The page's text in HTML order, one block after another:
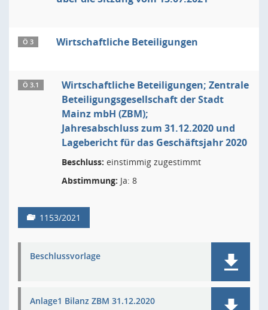
Ö 3 Wirtschaftliche Beteiligungen
Ö 3.1
Wirtschaftliche Beteiligungen; Zentrale
Beteiligungsgesellschaft der Stadt
Mainz mbH (ZBM);
Jahresabschluss zum 31.12.2020 und
Lagebericht für das Geschäftsjahr 2020
Beschluss: einstimmig zugestimmt
Abstimmung: Ja: 8
1153/2021
Beschlussvorlage
Anlage1 Bilanz ZBM 31.12.2020